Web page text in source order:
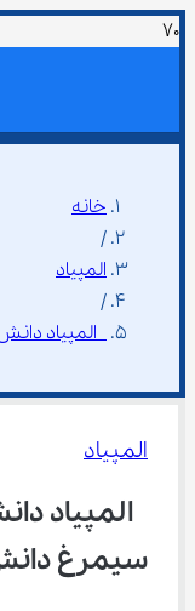
خانه
/
المپیاد
/
المپیاد
المپیاد
المپیاد
سیمرغ